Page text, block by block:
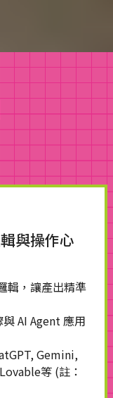
與操作心
輯，讓產出精準
AI Agent 應用
Gemini,
等 (註：